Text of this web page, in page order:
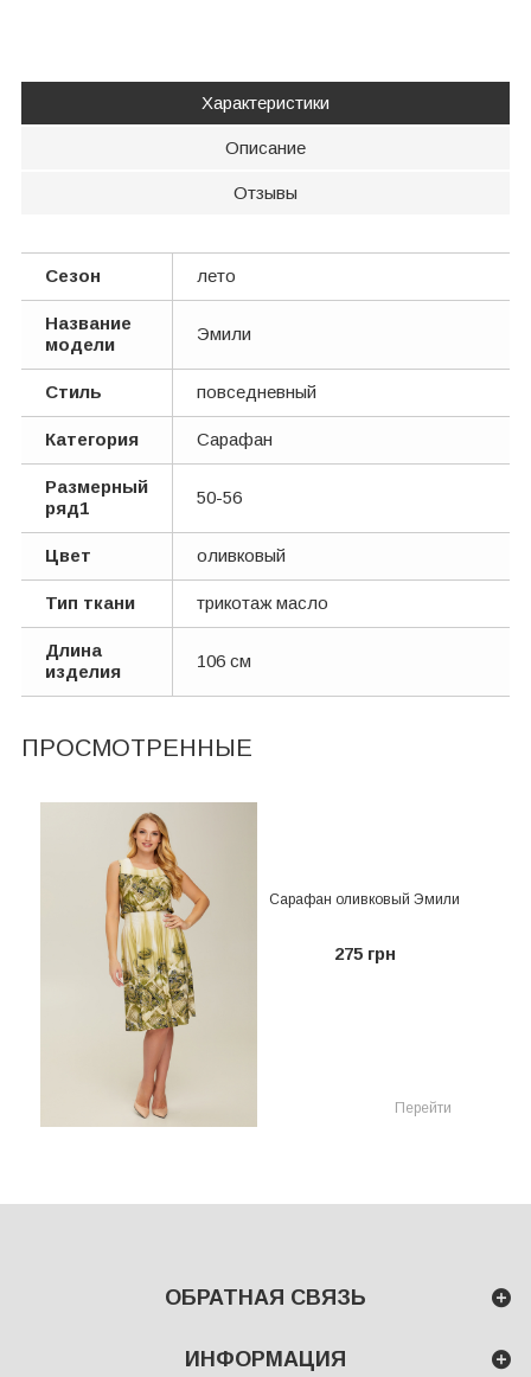
Характеристики
Описание
Отзывы
Сезон лето
Название
модели
Эмили
Стиль повседневный
Категория Сарафан
Размерный
ряд1
50-56
Цвет оливковый
Тип ткани трикотаж масло
Длина
изделия
106 см
ПРОСМОТРЕННЫЕ
Сарафан оливковый Эмили
275 грн
Перейти
ОБРАТНАЯ СВЯЗЬ
ИНФОРМАЦИЯ